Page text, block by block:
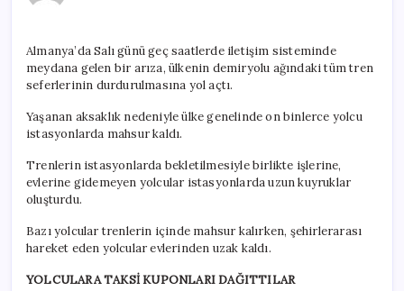
Onbinlerce
yolcu
için
Almanya’da Salı günü geç saatlerde iletişim sisteminde
meydana gelen bir arıza, ülkenin demiryolu ağındaki tüm tren
seferlerinin durdurulmasına yol açtı.
Yaşanan aksaklık nedeniyle ülke genelinde on binlerce yolcu
istasyonlarda mahsur kaldı.
Trenlerin istasyonlarda bekletilmesiyle birlikte işlerine,
evlerine gidemeyen yolcular istasyonlarda uzun kuyruklar
oluşturdu.
Bazı yolcular trenlerin içinde mahsur kalırken, şehirlerarası
hareket eden yolcular evlerinden uzak kaldı.
YOLCULARA TAKSİ KUPONLARI DAĞITTILAR